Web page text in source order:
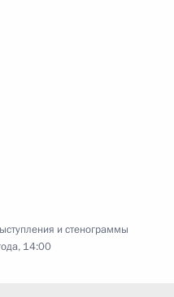
и стенограммы
14:00